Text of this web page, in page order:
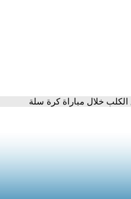
خلال مباراة كرة سلة